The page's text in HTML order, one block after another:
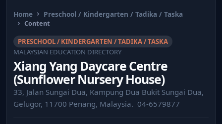
Home Preschool / Kindergarten / Tadika / Taska
Content
PRESCHOOL / KINDERGARTEN / TADIKA / TASKA
MALAYSIAN EDUCATION DIRECTORY
Xiang Yang Daycare Centre
(Sunflower Nursery House)
33, Jalan Sungai Dua, Kampung Dua Bukit Sungai Dua,
Gelugor, 11700 Penang, Malaysia. ⁣ 04-6579877